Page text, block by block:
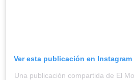
Ver esta publicación en Instagram
Una publicación compartida de El